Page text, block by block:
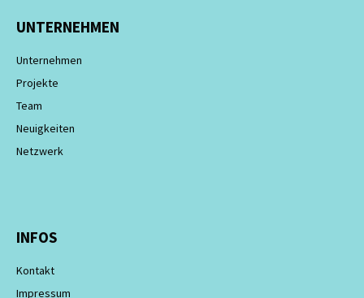
UNTERNEHMEN
Unternehmen
Projekte
Team
Neuigkeiten
Netzwerk
INFOS
Kontakt
Impressum